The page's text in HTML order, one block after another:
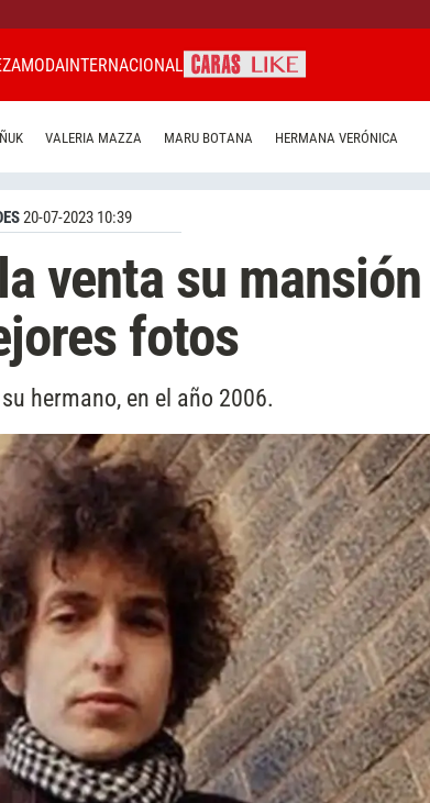
MODAINTERNACIONAL
VALERIA MAZZA MARU BOTANA HERMANA VERÓNICA
20-07-2023 10:39
venta su mansión
fotos
hermano, en el año 2006.